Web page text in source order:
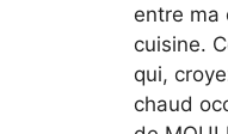
entre ma
cuisine.
qui,
chaud